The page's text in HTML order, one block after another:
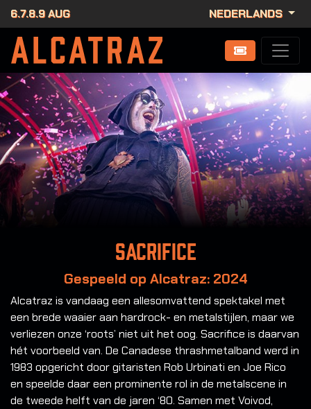
6.7.8.9 AUG NEDERLANDS
Sacrifice
Gespeeld op Alcatraz: 2024
Alcatraz is vandaag een allesomvattend spektakel met
een brede waaier aan hardrock- en metalstijlen, maar we
verliezen onze ‘roots’ niet uit het oog. Sacrifice is daarvan
hét voorbeeld van. De Canadese thrashmetalband werd in
1983 opgericht door gitaristen Rob Urbinati en Joe Rico
en speelde daar een prominente rol in de metalscene in
de tweede helft van de jaren ‘80. Samen met Voivod,